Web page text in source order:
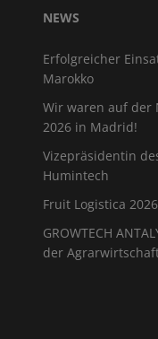
NEWS
Erfolgreicher
Marokko
Wir waren auf der
2026 in Madrid!
Vizepräsidentin
Humintech
Fruit Logistica 2026
GROWTECH
der